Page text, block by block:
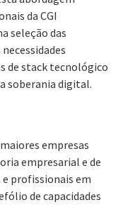
da CGI
seleção das
de stack tecnológico
soberania digital.
empresas
empresarial e de
e profissionais em
de capacidades